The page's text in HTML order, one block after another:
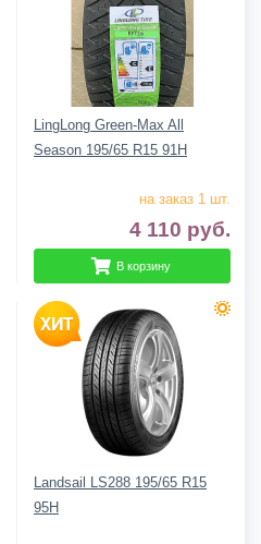
LingLong Green-Max All
Season 195/65 R15 91H
на заказ 1 шт.
4 110 руб.
В корзину
Landsail LS288 195/65 R15
95H